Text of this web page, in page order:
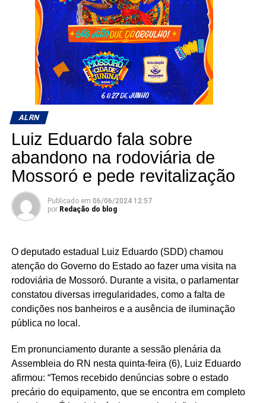
ALRN
Luiz Eduardo fala sobre
abandono na rodoviária de
Mossoró e pede revitalização
Publicado em 06/06/2024 12:57
por Redação do blog
O deputado estadual Luiz Eduardo (SDD) chamou
atenção do Governo do Estado ao fazer uma visita na
rodoviária de Mossoró. Durante a visita, o parlamentar
constatou diversas irregularidades, como a falta de
condições nos banheiros e a ausência de iluminação
pública no local.
Em pronunciamento durante a sessão plenária da
Assembleia do RN nesta quinta-feira (6), Luiz Eduardo
afirmou: “Temos recebido denúncias sobre o estado
precário do equipamento, que se encontra em completo